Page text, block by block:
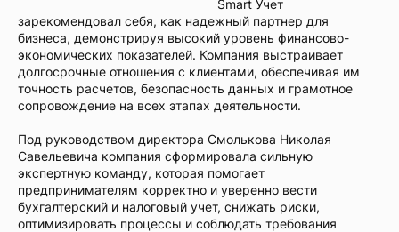
Smart Учет
зарекомендовал себя, как надежный партнер для
бизнеса, демонстрируя высокий уровень финансово-
экономических показателей. Компания выстраивает
долгосрочные отношения с клиентами, обеспечивая им
точность расчетов, безопасность данных и грамотное
сопровождение на всех этапах деятельности.
Под руководством директора Смолькова Николая
Савельевича компания сформировала сильную
экспертную команду, которая помогает
предпринимателям корректно и уверенно вести
бухгалтерский и налоговый учет, снижать риски,
оптимизировать процессы и соблюдать требования